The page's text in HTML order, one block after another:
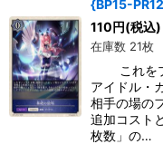
{BP15-
110円(税込)
在庫数 21枚
これをプ
アイドル・
相手の場の
追加コスト
枚数」の…